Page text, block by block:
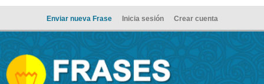
Enviar nueva Frase Inicia sesión Crear cuenta